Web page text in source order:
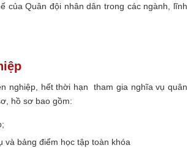
của Quân đội nhân dân trong các ngành, lĩnh
nghiệp, hết thời hạn tham gia nghĩa vụ quân
hồ sơ bao gồm:
và bảng điểm học tập toàn khóa